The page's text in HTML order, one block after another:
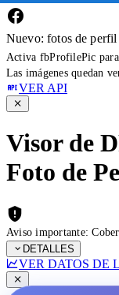
Nuevo: fotos de perfil
Activa fbProfilePic para
Las imágenes quedan
VER API
Visor de
Foto de
Aviso importante:
DETALLES
VER DATOS DE